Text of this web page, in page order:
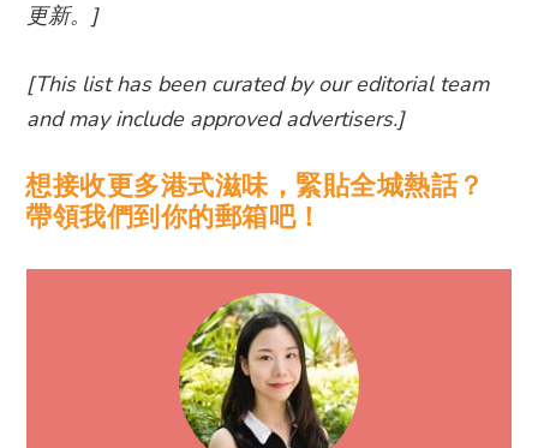
更新。]
[This list has been curated by our editorial team
and may include approved advertisers.]
想接收更多港式滋味，緊貼全城熱話？
帶領我們到你的郵箱吧！